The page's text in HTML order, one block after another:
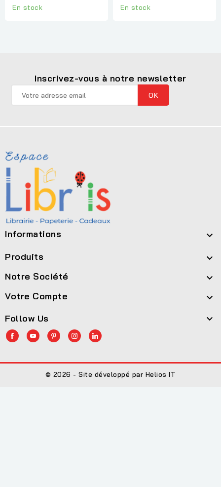
En stock En stock
Inscrivez-vous à notre newsletter
Informations 
Produits 
Notre Société 
Votre Compte 
Follow Us 
© 2026 - Site développé par Helios IT